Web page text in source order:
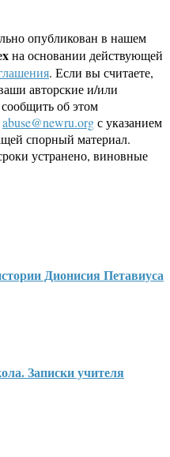
опубликован в нашем
на основании действующей
. Если вы считаете,
авторские и/или
об этом
abuse@newru.orgс указанием
спорный материал.
устранено, виновные
Дионисия Петавиуса
Записки учителя